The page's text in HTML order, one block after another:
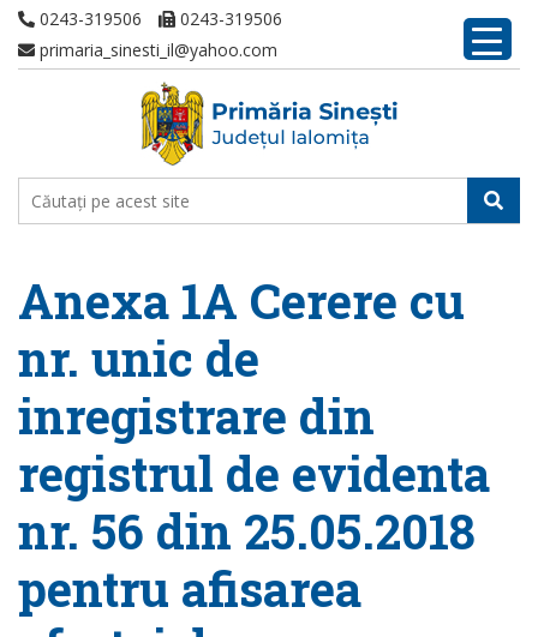
0243-319506
0243-319506
primaria_sinesti_il@yahoo.com
Anexa 1A Cerere cu
nr. unic de
inregistrare din
registrul de evidenta
nr. 56 din 25.05.2018
pentru afisarea